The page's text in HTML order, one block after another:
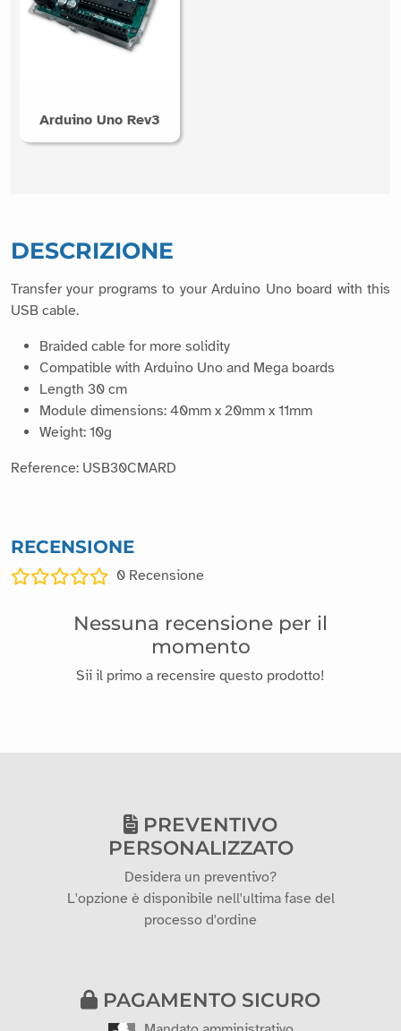
Arduino Uno Rev3
DESCRIZIONE
Transfer your programs to your Arduino Uno board with this
USB cable.
Braided cable for more solidity
Compatible with Arduino Uno and Mega boards
Length 30 cm
Module dimensions: 40mm x 20mm x 11mm
Weight: 10g
Reference: USB30CMARD
RECENSIONE
0 Recensione
Nessuna recensione per il
momento
Sii il primo a recensire questo prodotto!
PREVENTIVO
PERSONALIZZATO
Desidera un preventivo?
L'opzione è disponibile nell'ultima fase del
processo d'ordine
PAGAMENTO SICURO
Mandato amministrativo